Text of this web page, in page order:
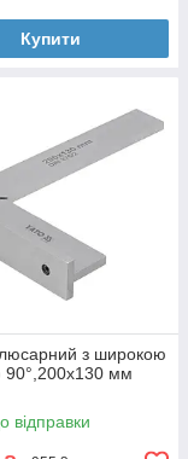
Купити
з широкою
90°,200x130 мм
відправки